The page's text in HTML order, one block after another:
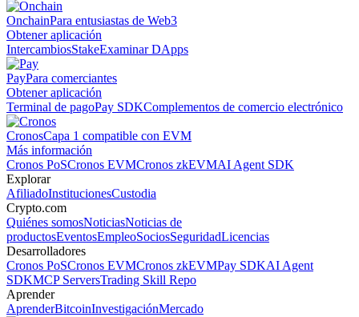
OnchainPara entusiastas de Web3
Obtener aplicación
IntercambiosStakeExaminar DApps
PayPara comerciantes
Obtener aplicación
Terminal de pagoPay SDKComplementos de comercio electrónico
CronosCapa 1 compatible con EVM
Más información
Cronos PoSCronos EVMCronos zkEVMAI Agent SDK
Explorar
AfiliadoInstitucionesCustodia
Crypto.com
Quiénes somosNoticiasNoticias de
productosEventosEmpleoSociosSeguridadLicencias
Desarrolladores
Cronos PoSCronos EVMCronos zkEVMPay SDKAI Agent
SDKMCP ServersTrading Skill Repo
Aprender
AprenderBitcoinInvestigaciónMercado